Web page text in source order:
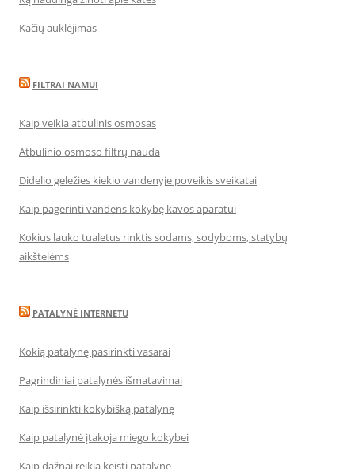
Kačių auklėjimas
FILTRAI NAMUI
Kaip veikia atbulinis osmosas
Atbulinio osmoso filtrų nauda
Didelio geležies kiekio vandenyje poveikis sveikatai
Kaip pagerinti vandens kokybę kavos aparatui
Kokius lauko tualetus rinktis sodams, sodyboms, statybų
aikštelėms
PATALYNĖ INTERNETU
Kokią patalynę pasirinkti vasarai
Pagrindiniai patalynės išmatavimai
Kaip išsirinkti kokybišką patalynę
Kaip patalynė įtakoja miego kokybei
Kaip dažnai reikia keisti patalynę